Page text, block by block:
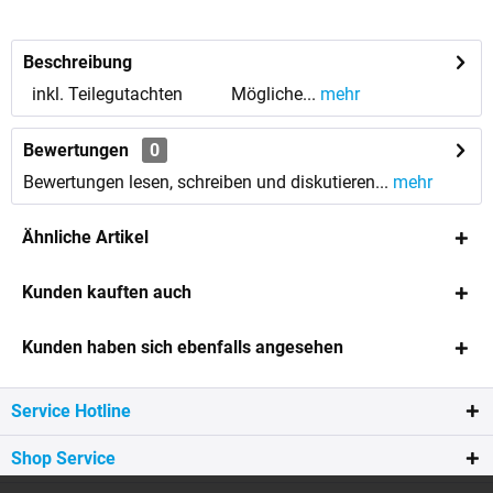
Beschreibung
inkl. Teilegutachten Mögliche... mehr
Bewertungen
0
Bewertungen lesen, schreiben und diskutieren... mehr
Ähnliche Artikel
Kunden kauften auch
Kunden haben sich ebenfalls angesehen
Service Hotline
Shop Service